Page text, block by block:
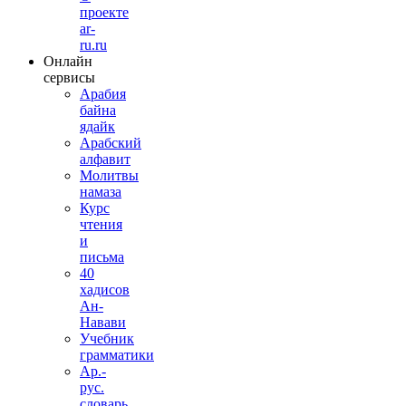
проекте
ar-
ru.ru
Онлайн
сервисы
Арабия
байна
ядайк
Арабский
алфавит
Молитвы
намаза
Курс
чтения
и
письма
40
хадисов
Ан-
Навави
Учебник
грамматики
Ар.-
рус.